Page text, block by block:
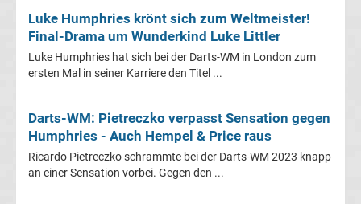
Bundesliga
Tabelle
1
Luke Humphries krönt sich zum Weltmeister!
Final-Drama um Wunderkind Luke Littler
Luke Humphries hat sich bei der Darts-WM in London zum
ersten Mal in seiner Karriere den Titel ...
Darts-WM: Pietreczko verpasst Sensation gegen
Humphries - Auch Hempel & Price raus
Ricardo Pietreczko schrammte bei der Darts-WM 2023 knapp
an einer Sensation vorbei. Gegen den ...